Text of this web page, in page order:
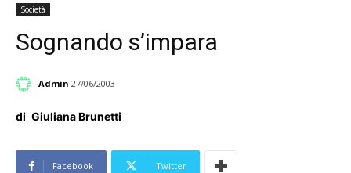
Società
Sognando s’impara
Admin 27/06/2003
di Giuliana Brunetti
Facebook Twitter